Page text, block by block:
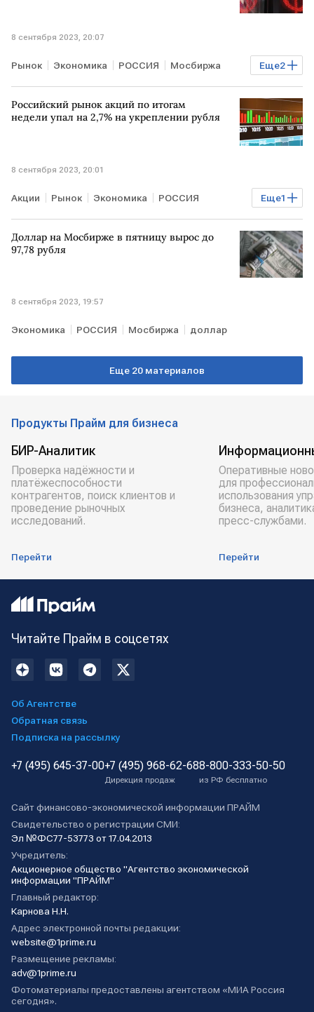
8 сентября 2023, 20:07
Еще2
Рынок Экономика РОССИЯ Мосбиржа
Курсы валют доллар
Российский рынок акций по итогам
недели упал на 2,7% на укреплении рубля
8 сентября 2023, 20:01
Еще1
Акции Рынок Экономика РОССИЯ
российский рынок акций
Доллар на Мосбирже в пятницу вырос до
97,78 рубля
8 сентября 2023, 19:57
Экономика РОССИЯ Мосбиржа доллар
Еще 20 материалов
Продукты Прайм для бизнеса
БИР-Аналитик
Проверка надёжности и
платёжеспособности
контрагентов, поиск клиентов и
проведение рыночных
исследований.
Перейти
Оперативные
для
использования
бизнеса,
пресс-службами.
Перейти
Читайте Прайм в соцсетях
Об Агентстве
Обратная связь
Подписка на рассылку
+7 (495) 645-37-00+7 (495) 968-62-68
Дирекция продаж
8-800-333-50-50
из РФ бесплатно
Сайт финансово-экономической информации ПРАЙМ
Свидетельство о регистрации СМИ:
Эл №ФС77-53773 от 17.04.2013
Учредитель:
Акционерное общество "Агентство экономической
информации "ПРАЙМ"
Главный редактор:
Карнова Н.Н.
Адрес электронной почты редакции:
website@1prime.ru
Размещение рекламы:
adv@1prime.ru
Фотоматериалы предоставлены агентством «МИА Россия
сегодня».